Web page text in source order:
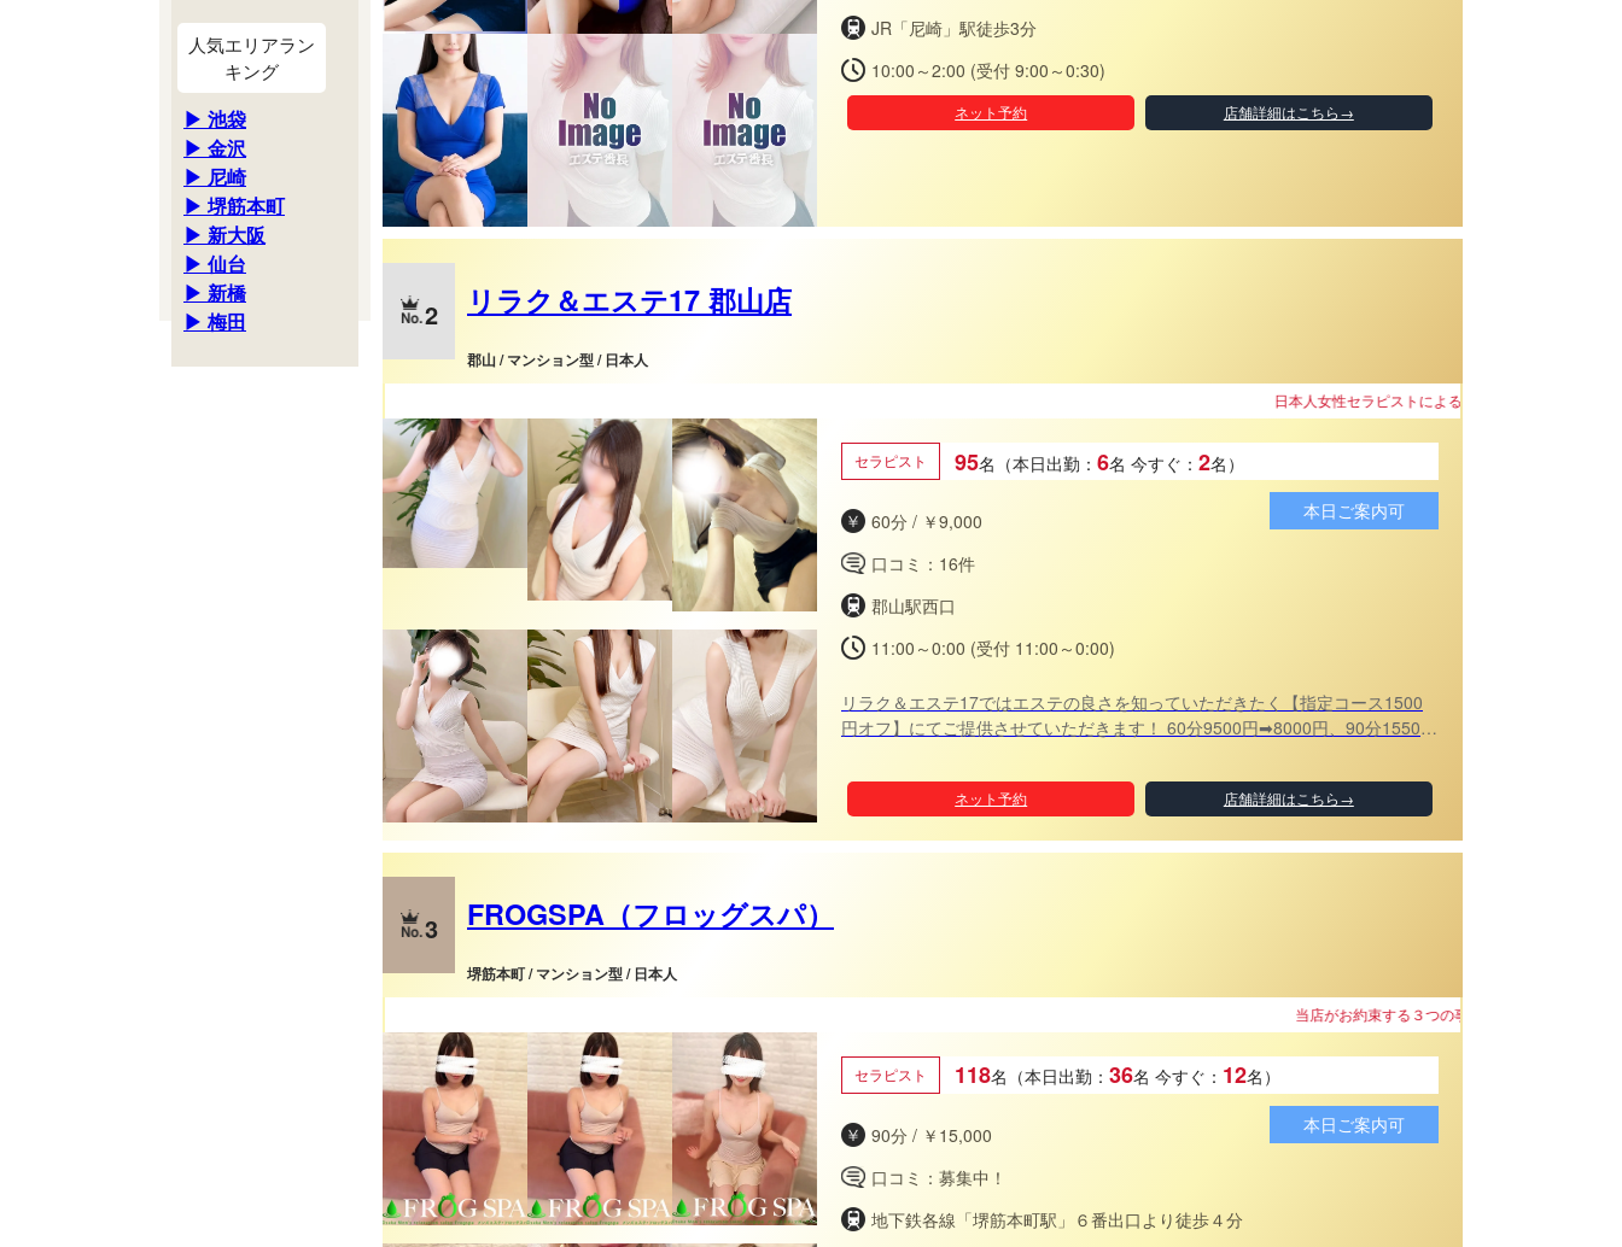
人気エリアラン
キング
▶ 池袋
▶ 金沢
▶ 尼崎
▶ 堺筋本町
▶ 新大阪
▶ 仙台
▶ 新橋
▶ 梅田
JR「尼崎」駅徒歩3分
10:00～2:00 (受付 9:00～0:30)
ネット予約 店舗詳細はこちら→
2 リラク＆エステ17 郡山店
郡山 / マンション型 / 日本人
日本人女性セラピストによる優しい癒しをご提供！
セラピスト 95名（本日出勤： 6名 今すぐ： 2名）
60分 / ￥9,000
口コミ：16件
郡山駅西口
11:00～0:00 (受付 11:00～0:00)
本日ご案内可
リラク＆エステ17ではエステの良さを知っていただきたく【指定コース1500
円オフ】にてご提供させていただきます！ 60分9500円➡8000円、90分15500
27500円➡26000円
ネット予約 店舗詳細はこちら→
3 FROGSPA（フロッグスパ）
堺筋本町 / マンション型 / 日本人
セラピスト 118名（本日出勤： 36名 今すぐ： 12名）
90分 / ￥15,000
口コミ：募集中！
地下鉄各線「堺筋本町駅」６番出口より徒歩４分
本日ご案内可